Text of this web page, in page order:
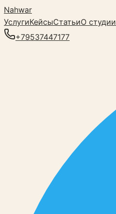
Nahwar
УслугиКейсыСтатьиО студии
+79537447177